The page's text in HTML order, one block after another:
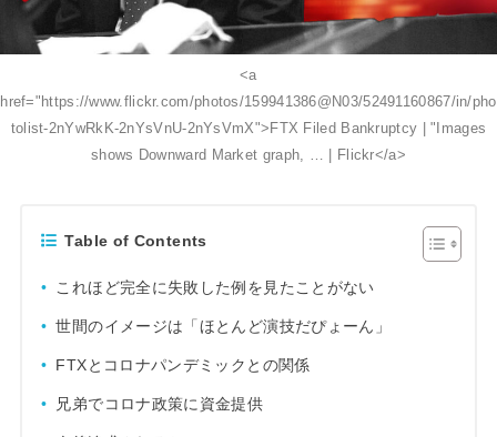
<a
href="https://www.flickr.com/photos/159941386@N03/52491160867/in/pho
tolist-2nYwRkK-2nYsVnU-2nYsVmX">FTX Filed Bankruptcy | "Images
shows Downward Market graph, … | Flickr</a>
Table of Contents
これほど完全に失敗した例を見たことがない
世間のイメージは「ほとんど演技だぴょーん」
FTXとコロナパンデミックとの関係
兄弟でコロナ政策に資金提供